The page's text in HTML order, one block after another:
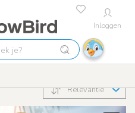
Inloggen
Relevantie